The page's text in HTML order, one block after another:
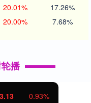
20.01% 17.26%
20.00% 7.68%
播
1.01%